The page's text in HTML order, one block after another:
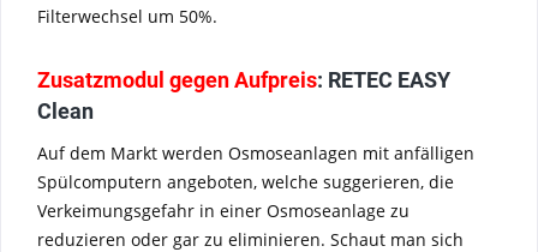
Filterwechsel um 50%.
Zusatzmodul gegen Aufpreis: RETEC EASY
Clean
Auf dem Markt werden Osmoseanlagen mit anfälligen
Spülcomputern angeboten, welche suggerieren, die
Verkeimungsgefahr in einer Osmoseanlage zu
reduzieren oder gar zu eliminieren. Schaut man sich